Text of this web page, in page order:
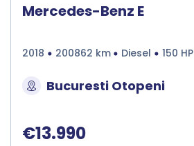
Mercedes-Benz E
2018 200862 km Diesel 150 HP
Bucuresti Otopeni
€13.990